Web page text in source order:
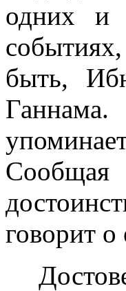
одних и
быть,
говорит о